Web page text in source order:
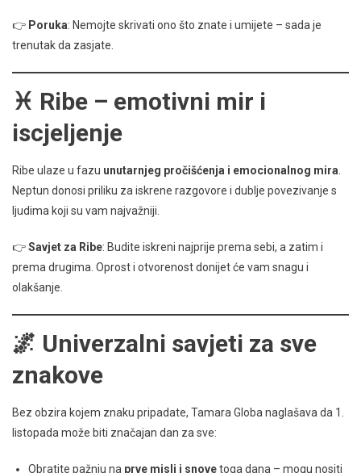
👉 Poruka: Nemojte skrivati ono što znate i umijete – sada je
trenutak da zasjate.
♓ Ribe – emotivni mir i
iscjeljenje
Ribe ulaze u fazu unutarnjeg pročišćenja i emocionalnog mira
Neptun donosi priliku za iskrene razgovore i dublje povezivanje s
ljudima koji su vam najvažniji.
👉Savjet za Ribe: Budite iskreni najprije prema sebi, a zatim i
prema drugima. Oprost i otvorenost donijet će vam snagu i
olakšanje.
🌌 Univerzalni savjeti za sve
znakove
Bez obzira kojem znaku pripadate, Tamara Globa naglašava da 1.
listopada može biti značajan dan za sve:
Obratite pažnju na prve misli i snovetoga dana – mogu nositi